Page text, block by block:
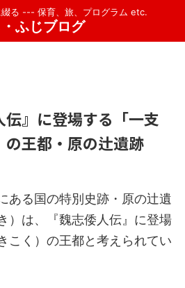
綴る --- 保育、旅、プログラム etc.
ふじブログ
』に登場する「一支
王都・原の辻遺跡
ある国の特別史跡・原の辻遺
）は、『魏志倭人伝』に登場
こく）の王都と考えられてい